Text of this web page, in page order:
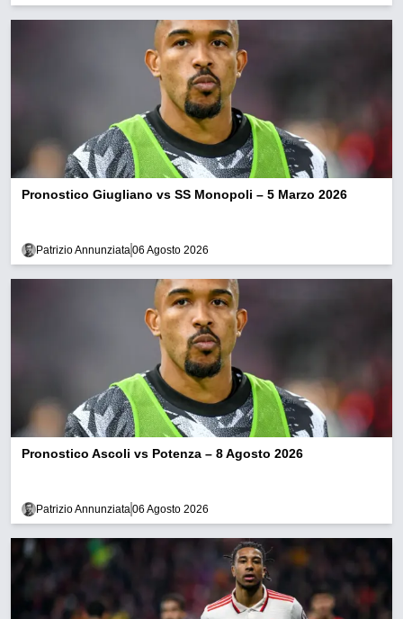
Pronostico Giugliano vs SS Monopoli – 5 Marzo 2026
Patrizio Annunziata06 Agosto 2026
Pronostico Ascoli vs Potenza – 8 Agosto 2026
Patrizio Annunziata06 Agosto 2026